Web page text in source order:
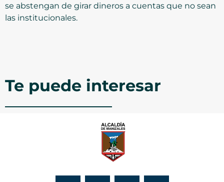
se abstengan de girar dineros a cuentas que no sean
las institucionales.
Te puede interesar